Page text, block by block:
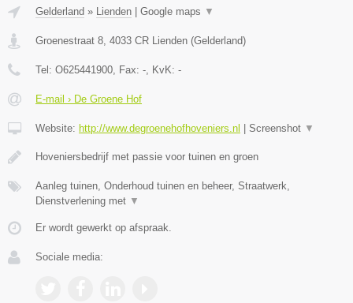
Gelderland » Lienden Google maps ▼
Groenestraat 8 4033 CR Lienden (Gelderland)
Tel: O625441900 , Fax: - , KvK: -
E-mail › De Groene Hof
Website: http://www.degroenehofhoveniers.nl Screenshot ▼
Hoveniersbedrijf met passie voor tuinen en groen
Aanleg tuinen, Onderhoud tuinen en beheer, Straatwerk,
Dienstverlening met ▼
Er wordt gewerkt op afspraak.
Sociale media: